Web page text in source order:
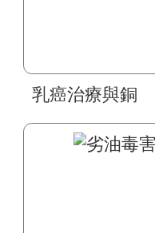
乳癌治療與銅